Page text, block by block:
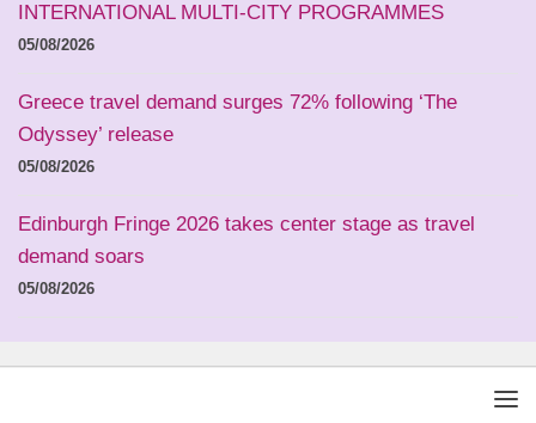
INTERNATIONAL MULTI-CITY PROGRAMMES
05/08/2026
Greece travel demand surges 72% following ‘The
Odyssey’ release
05/08/2026
Edinburgh Fringe 2026 takes center stage as travel
demand soars
05/08/2026